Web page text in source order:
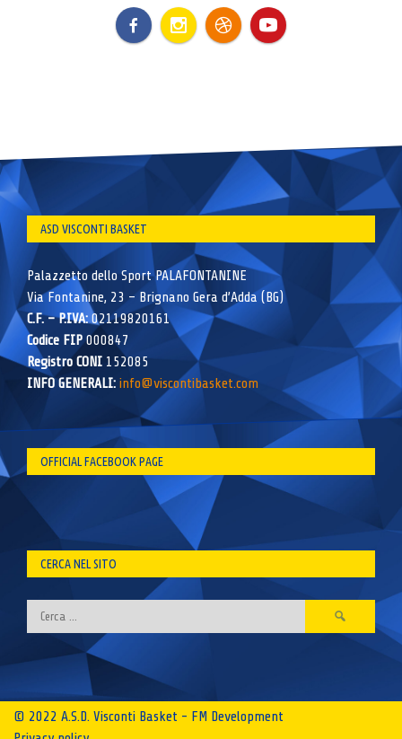
ASD VISCONTI BASKET
Palazzetto dello Sport PALAFONTANINE
Via Fontanine, 23 – Brignano Gera d’Adda (BG)
C.F. – P.IVA:02119820161
Codice FIP000847
Registro CONI 152085
INFO GENERALI: info@viscontibasket.com
OFFICIAL FACEBOOK PAGE
CERCA NEL SITO
Ricerca
per:
© 2022 A.S.D. Visconti Basket - FM Development